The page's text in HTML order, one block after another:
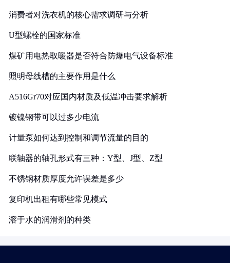
消费者对洗衣机的核心需求调研与分析
U型螺栓的国家标准
煤矿用电热取暖器是否符合防爆电气设备标准
照明母线槽的主要作用是什么
A516Gr70对应国内材质及低温冲击要求解析
镀镍钢带可以过多少电流
计量泵如何达到控制和调节流量的目的
联轴器的轴孔形式有三种：Y型、J型、Z型
不锈钢材质厚度允许误差是多少
复印机出租有哪些常见模式
溶于水的润滑剂的种类